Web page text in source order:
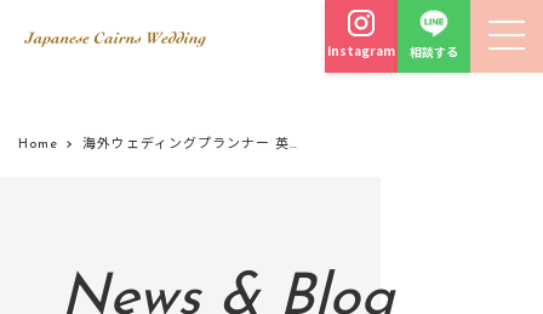
Instagram 相談する
Home 海外ウェディングプランナー 英語
News & Blog